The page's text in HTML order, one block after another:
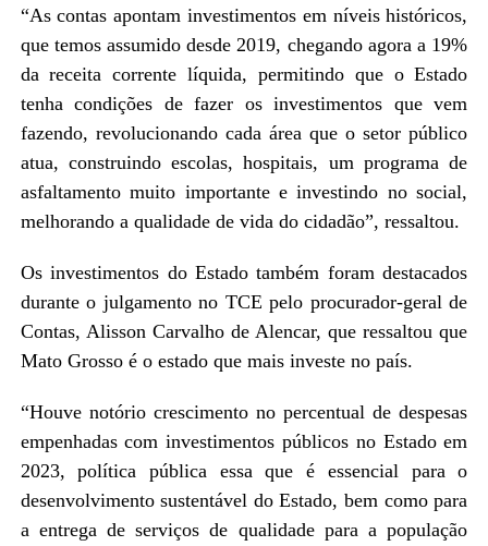
“As contas apontam investimentos em níveis históricos,
que temos assumido desde 2019, chegando agora a 19%
da receita corrente líquida, permitindo que o Estado
tenha condições de fazer os investimentos que vem
fazendo, revolucionando cada área que o setor público
atua, construindo escolas, hospitais, um programa de
asfaltamento muito importante e investindo no social,
melhorando a qualidade de vida do cidadão”, ressaltou.
Os investimentos do Estado também foram destacados
durante o julgamento no TCE pelo procurador-geral de
Contas, Alisson Carvalho de Alencar, que ressaltou que
Mato Grosso é o estado que mais investe no país.
“Houve notório crescimento no percentual de despesas
empenhadas com investimentos públicos no Estado em
2023, política pública essa que é essencial para o
desenvolvimento sustentável do Estado, bem como para
a entrega de serviços de qualidade para a população